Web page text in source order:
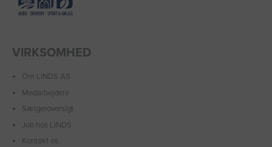
VIRKSOMHED
Om LINDS AS
Medarbejdere
Sælgeroversigt
Job hos LINDS
Kontakt os